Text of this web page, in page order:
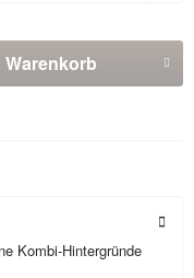
Warenkorb
Kombi-Hintergründe